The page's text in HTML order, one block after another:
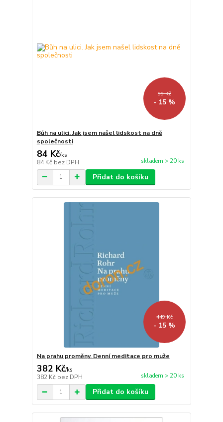
99 Kč
- 15 %
Bůh na ulici. Jak jsem našel lidskost na dně
společnosti
84 Kč/ks
84 Kč bez DPH skladem > 20 ks
Přidat do košíku
449 Kč
- 15 %
Na prahu proměny. Denní meditace pro muže
382 Kč/ks
382 Kč bez DPH skladem > 20 ks
Přidat do košíku